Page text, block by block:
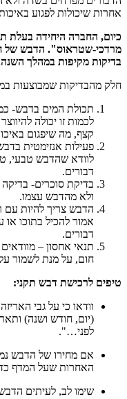
אחרות שיכולות לפגוע
כיום, החברה היחידה בעלת
מרדכי-שטראוס". הדבש של
בדיקות מקיפות במהלך
חלק מהבדיקות שמבוצעות
לכמות זו יכולה
קצף, מה שיפגום
פעילות אנזימטית
לוודא שהדבש טבעי,
דבורים.
בדיקת סוכרים- בדיקה
ולא מהדבש עצמו.
הדבש צריך להיות עם
אמור להכיל בתוכו או
דבורים.
תנאי אחסון –
חום, על מנת לשמור על
טיפים לרכישת דבש תקני:
וודאו כי על גבי
(יום, חודש ושנה)
לפני…".
אם מחירו של הדבש
האחרות שעל המדף
שימו לב, לעיתים